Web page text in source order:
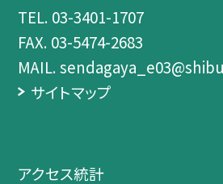
TEL. 03-3401-1707
FAX. 03-5474-2683
MAIL.
サイトマップ
アクセス統計